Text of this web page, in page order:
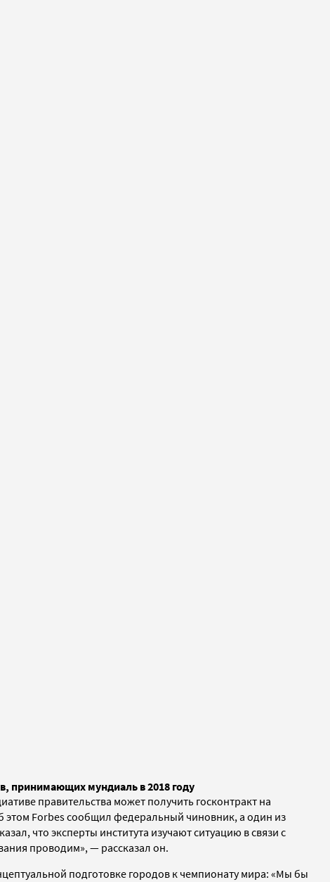
принимающих мундиаль в 2018 году
правительства может получить госконтракт на
этом Forbes сообщил федеральный чиновник, а один из
что эксперты института изучают ситуацию в связи с
проводим», — рассказал он.
подготовке городов к чемпионату мира: «Мы бы